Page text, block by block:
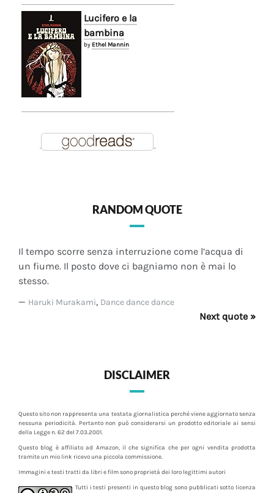
Lucifero e la
bambina
by Ethel Mannin
RANDOM QUOTE
Il tempo scorre senza interruzione come l’acqua di
un fiume. Il posto dove ci bagniamo non è mai lo
stesso.
— Haruki Murakami, Dance dance dance
Next quote »
DISCLAIMER
Questo sito non rappresenta una testata giornalistica perché viene aggiornato senza
nessuna periodicità. Pertanto non può considerarsi un prodotto editoriale ai sensi
della Legge n. 62 del 7.03.2001.
Questo blog è affiliato ad Amazon, il che significa che per ogni vendita prodotta
tramite un mio link ricevo una piccola commissione.
Immagini e testi tratti da libri e film sono proprietà dei loro legittimi autori
Tutti i testi presenti in questo blog sono pubblicati sotto licenza